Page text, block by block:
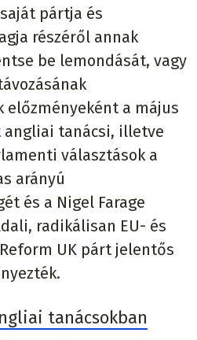
pártja és
részéről annak
be lemondását, vagy
előzményeként a május
tanácsi, illetve
választások a
arányú
és a Nigel Farage
radikálisan EU- és
UK párt jelentős
tanácsokban